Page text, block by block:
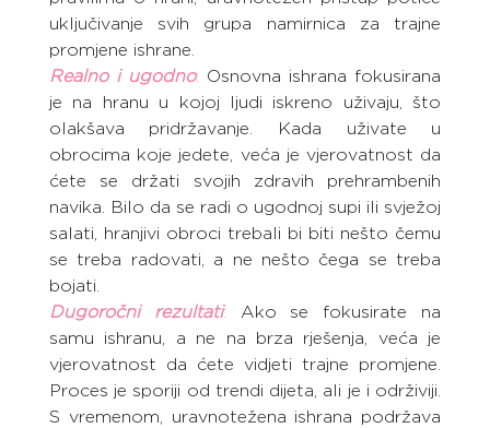
uključivanje svih grupa namirnica za trajne
promjene ishrane.
Realno i ugodno: Osnovna ishrana fokusirana
je na hranu u kojoj ljudi iskreno uživaju, što
olakšava pridržavanje. Kada uživate u
obrocima koje jedete, veća je vjerovatnost da
ćete se držati svojih zdravih prehrambenih
navika. Bilo da se radi o ugodnoj supi ili svježoj
salati, hranjivi obroci trebali bi biti nešto čemu
se treba radovati, a ne nešto čega se treba
bojati.
Dugoročni rezultati: Ako se fokusirate na
samu ishranu, a ne na brza rješenja, veća je
vjerovatnost da ćete vidjeti trajne promjene.
Proces je sporiji od trendi dijeta, ali je i održiviji.
S vremenom, uravnotežena ishrana podržava